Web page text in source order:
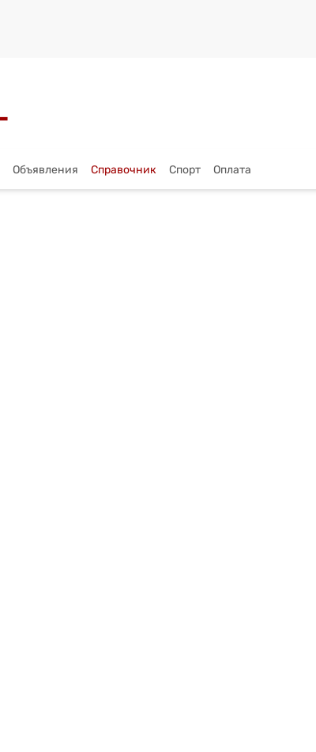
Объявления Справочник Спорт Оплата